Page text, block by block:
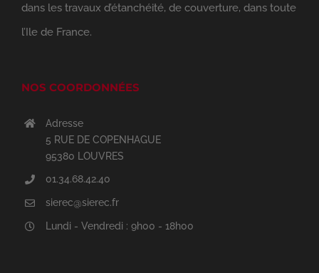
dans les travaux d’étanchéité, de couverture, dans toute
l’Ile de France.
NOS COORDONNÉES
Adresse
5 RUE DE COPENHAGUE
95380 LOUVRES
01.34.68.42.40
sierec@sierec.fr
Lundi - Vendredi : 9h00 - 18h00